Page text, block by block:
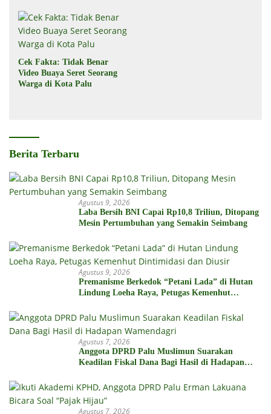
Cek Fakta: Tidak Benar
Video Buaya Seret Seorang
Warga di Kota Palu
Berita Terbaru
Agustus 9, 2026
Laba Bersih BNI Capai Rp10,8 Triliun, Ditopang
Mesin Pertumbuhan yang Semakin Seimbang
Agustus 9, 2026
Premanisme Berkedok “Petani Lada” di Hutan
Lindung Loeha Raya, Petugas Kemenhut
Agustus 7, 2026
Anggota DPRD Palu Muslimun Suarakan
Keadilan Fiskal Dana Bagi Hasil di Hadapan
Agustus 7, 2026